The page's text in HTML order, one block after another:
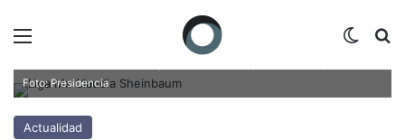
Claudia Sheinbaum señaló que la FMF presentó una propuesta para
Foto: Presidencia
Actualidad